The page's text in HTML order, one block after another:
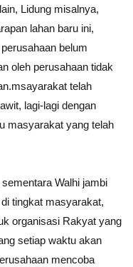
Lidung misalnya,
lahan baru ini,
belum
oleh perusahaan tidak
telah
lagi-lagi dengan
masyarakat yang telah
Walhi jambi
tingkat masyarakat,
organisasi Rakyat yang
setiap waktu akan
mencoba